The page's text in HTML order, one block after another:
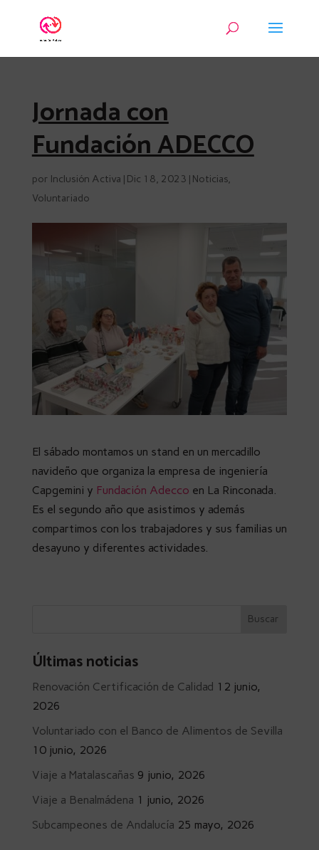
Jornada con
Fundación ADECCO
por Inclusión Activa | Dic 18, 2023 | Noticias,
Voluntariado
El sábado montamos un stand en un mercadillo
navideño que organiza la empresa de ingeniería
Capgemini y Fundación Adecco en La Rinconada.
Es el segundo año que asistimos y además
compartimos con los trabajadores y sus familias un
desayuno y diferentes actividades.
Últimas noticias
Renovación Certificación de Calidad 12 junio,
2026
Voluntariado con el Banco de Alimentos de Sevilla
10 junio, 2026
Viaje a Matalascañas 9 junio, 2026
Viaje a Benalmádena 1 junio, 2026
Subcampeones de Andalucía 25 mayo, 2026